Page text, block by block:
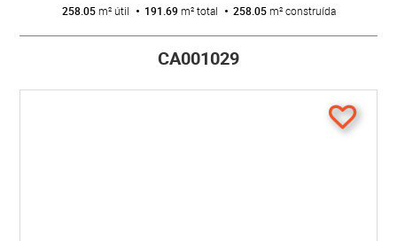
258.05m² útil 191.69 m² total 258.05m² construída
CA001029